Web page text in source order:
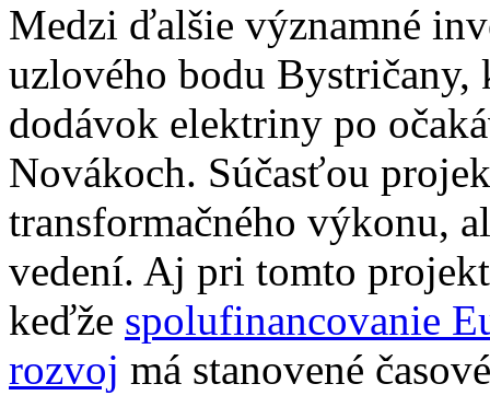
Medzi ďalšie významné
uzlového bodu Bystričany,
dodávok elektriny po
Novákoch. Súčasťou
transformačného výkonu,
vedení. Aj pri tomto
keďže spolufinancovanie
rozvoj má stanovené